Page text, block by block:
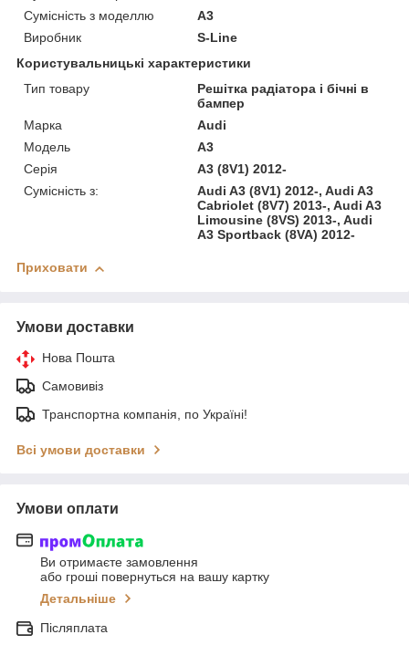
Сумісність з моделлю
A3
Виробник
S-Line
Користувальницькі характеристики
Тип товару
Решітка радіатора і бічні в
бампер
Марка
Audi
Модель
A3
Серія
A3 (8V1) 2012-
Сумісність з:
Audi A3 (8V1) 2012-, Audi A3
Cabriolet (8V7) 2013-, Audi A3
Limousine (8VS) 2013-, Audi
A3 Sportback (8VA) 2012-
Приховати
Умови доставки
Нова Пошта
Самовивіз
Транспортна компанія, по Україні!
Всі умови доставки
Умови оплати
Ви отримаєте замовлення
або гроші повернуться на вашу картку
Детальніше
Післяплата